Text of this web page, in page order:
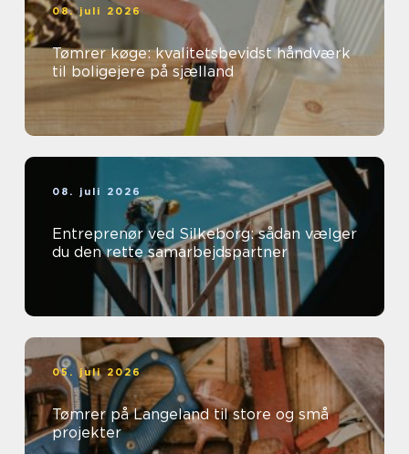
08. juli 2026
Tømrer køge: kvalitetsbevidst håndværk
til boligejere på sjælland
08. juli 2026
Entreprenør ved Silkeborg: sådan vælger
du den rette samarbejdspartner
05. juli 2026
Tømrer på Langeland til store og små
projekter